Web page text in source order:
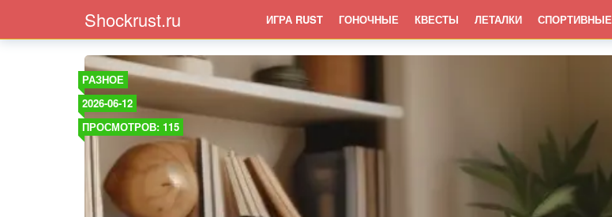
Shockrust.ru ИГРА RUST ГОНОЧНЫЕ КВЕСТЫ ЛЕТАЛКИ СПОРТИВНЫЕ
РАЗНОЕ
2026-06-12
ПРОСМОТРОВ: 115